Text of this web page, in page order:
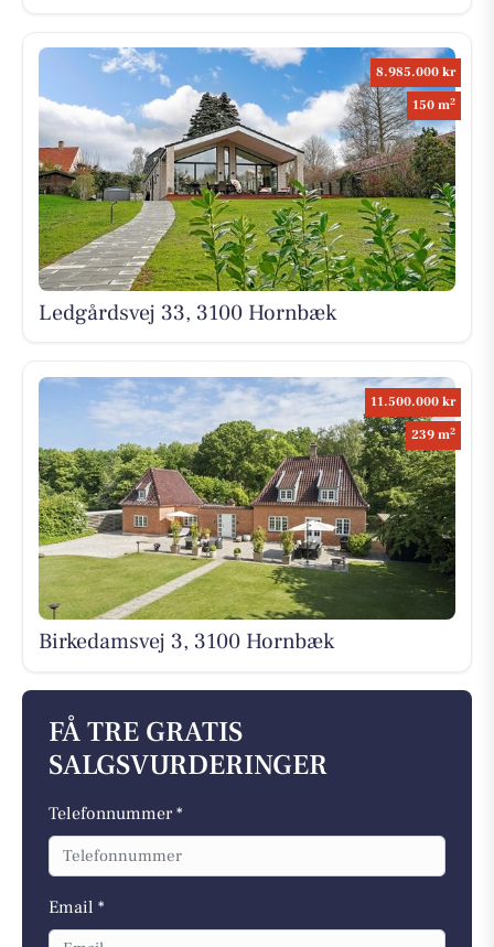
8.985.000 kr
150 m2
Ledgårdsvej 33, 3100 Hornbæk
11.500.000 kr
239 m2
Birkedamsvej 3, 3100 Hornbæk
FÅ TRE GRATIS
SALGSVURDERINGER
Telefonnummer *
Email *